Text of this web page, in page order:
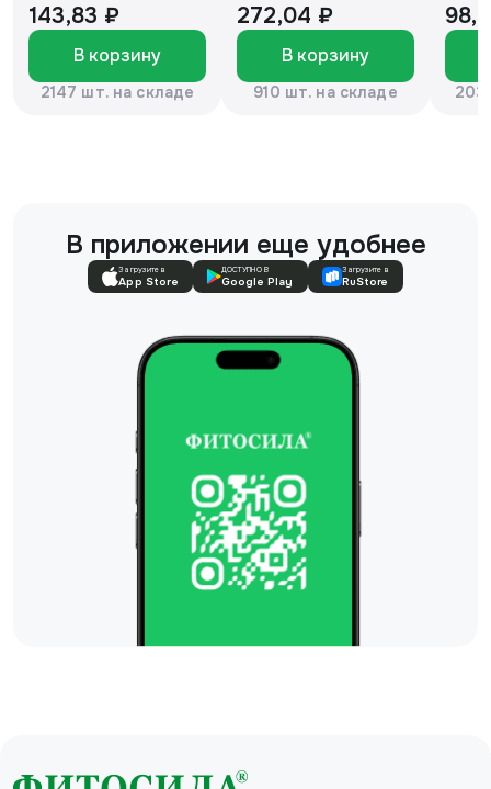
143,83 ₽
В корзину
2147 шт. на складе
гиперпигментации
для осветления
кожи 75 г
272,04 ₽
В корзину
910 шт. на складе
В приложении еще удобнее
Загрузите в
App Store
ДОСТУПНО В
Google Play
Загрузите в
RuStore